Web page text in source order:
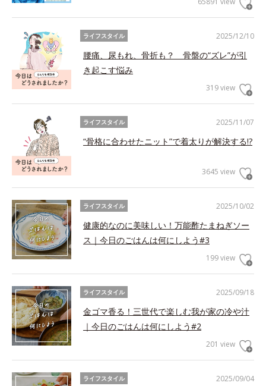
2025/12/10
ライフスタイル
腰痛、尿もれ、骨折も？ 骨盤の“ズレ”が引
き起こす悩み
319 view
2025/11/07
ライフスタイル
“骨格に合わせたニット”で着太りが解決する!?
3645 view
2025/10/02
ライフスタイル
健康的なのに美味しい！万能酢たまねぎソー
ス｜今日のごはんは何にしよう#3
199 view
2025/09/18
ライフスタイル
金ゴマ香る！三世代で楽しむ我が家の冷や汁
｜今日のごはんは何にしよう#2
201 view
2025/09/04
ライフスタイル